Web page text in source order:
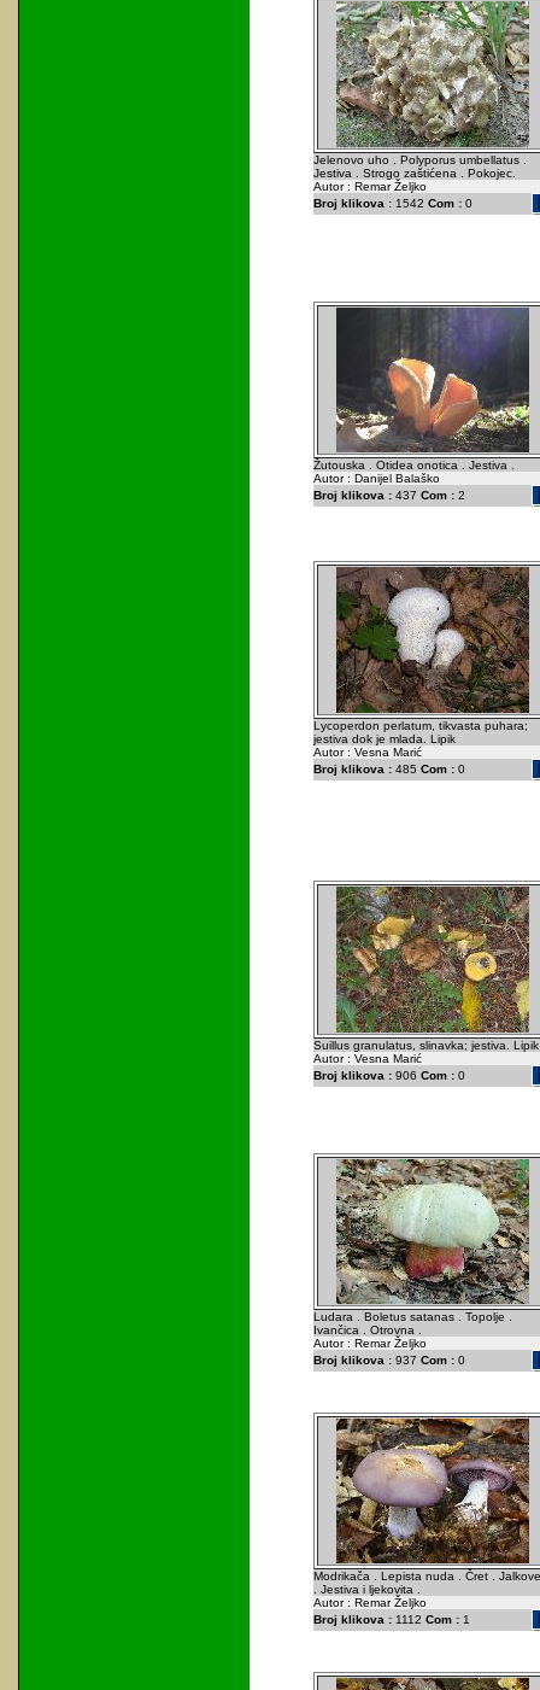
Jelenovo uho . Polyporus umbellatus .
Jestiva . Strogo zaštićena . Pokojec.
Autor : Remar Željko
Broj klikova :1542 Com :0
Žutouska . Otidea onotica . Jestiva .
Autor : Danijel Balaško
Broj klikova :437 Com :2
Lycoperdon perlatum, tikvasta puhara;
jestiva dok je mlada. Lipik
Autor : Vesna Marić
Broj klikova :485 Com :0
Suillus granulatus, slinavka; jestiva. Lipik
Autor : Vesna Marić
Broj klikova :906 Com :0
Ludara . Boletus satanas . Topolje .
Ivančica . Otrovna .
Autor : Remar Željko
Broj klikova :937 Com :0
Modrikača . Lepista nuda . Čret .
. Jestiva i ljekovita .
Autor : Remar Željko
Broj klikova :1112 Com :1